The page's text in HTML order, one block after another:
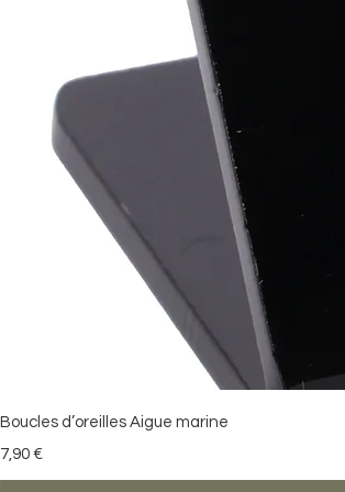
Boucles d’oreilles Aigue marine
Prix
7,90 €